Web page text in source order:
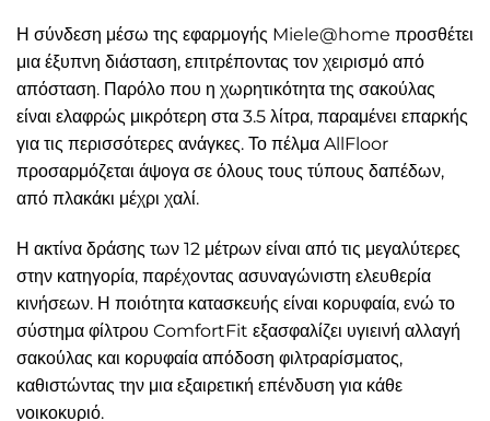
Η σύνδεση μέσω της εφαρμογής Miele@home προσθέτει
μια έξυπνη διάσταση, επιτρέποντας τον χειρισμό από
απόσταση. Παρόλο που η χωρητικότητα της σακούλας
είναι ελαφρώς μικρότερη στα 3.5 λίτρα, παραμένει επαρκής
για τις περισσότερες ανάγκες. Το πέλμα AllFloor
προσαρμόζεται άψογα σε όλους τους τύπους δαπέδων,
από πλακάκι μέχρι χαλί.
Η ακτίνα δράσης των 12 μέτρων είναι από τις μεγαλύτερες
στην κατηγορία, παρέχοντας ασυναγώνιστη ελευθερία
κινήσεων. Η ποιότητα κατασκευής είναι κορυφαία, ενώ το
σύστημα φίλτρου ComfortFit εξασφαλίζει υγιεινή αλλαγή
σακούλας και κορυφαία απόδοση φιλτραρίσματος,
καθιστώντας την μια εξαιρετική επένδυση για κάθε
νοικοκυριό.